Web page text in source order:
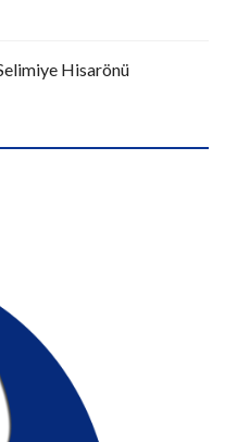
Hisarönü